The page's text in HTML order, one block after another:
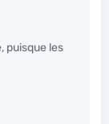
puisque les